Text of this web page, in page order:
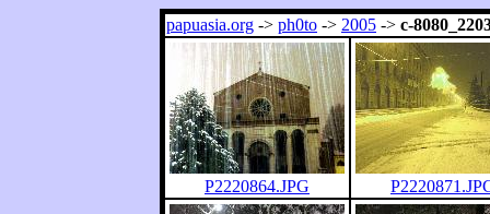
papuasia.org -> ph0to -> 2005 -> c-
P2220864.JPG